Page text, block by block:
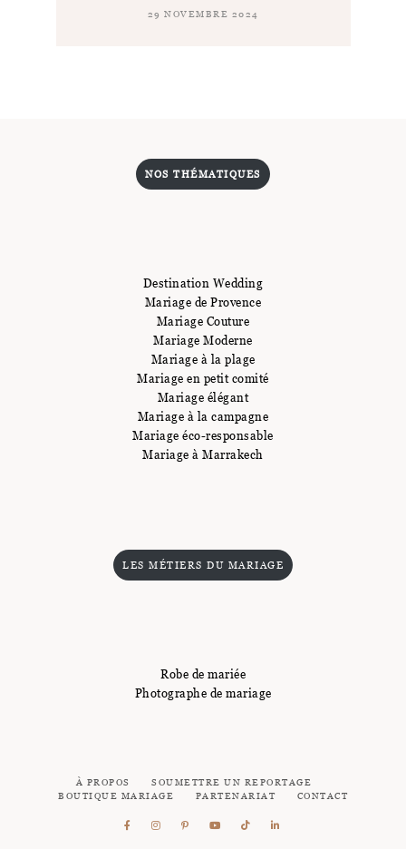
29 NOVEMBRE 2024
NOS THÉMATIQUES
Destination Wedding
Mariage de Provence
Mariage Couture
Mariage Moderne
Mariage à la plage
Mariage en petit comité
Mariage élégant
Mariage à la campagne
Mariage éco-responsable
Mariage à Marrakech
LES MÉTIERS DU MARIAGE
Robe de mariée
Photographe de mariage
À PROPOS
SOUMETTRE UN REPORTAGE
BOUTIQUE MARIAGE
PARTENARIAT CONTACT